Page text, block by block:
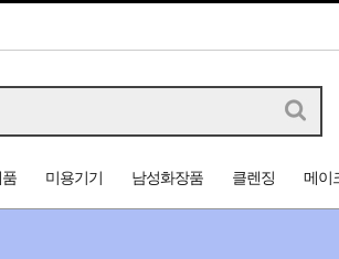
미용기기 남성화장품 클렌징 메이